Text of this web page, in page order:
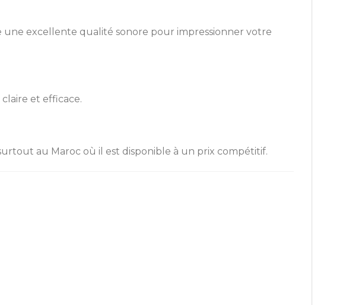
une excellente qualité sonore pour impressionner votre
et efficace.
au Maroc où il est disponible à un prix compétitif.